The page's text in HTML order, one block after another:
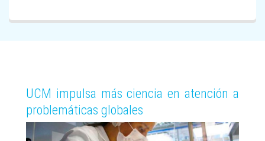
UCM impulsa más ciencia en atención a
problemáticas globales